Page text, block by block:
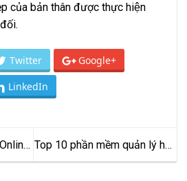
của bản thân được thực hiện
Twitter Google+
LinkedIn
Top 10 phần mềm quản lý học
sinh – sinh viên ưa thích hiện